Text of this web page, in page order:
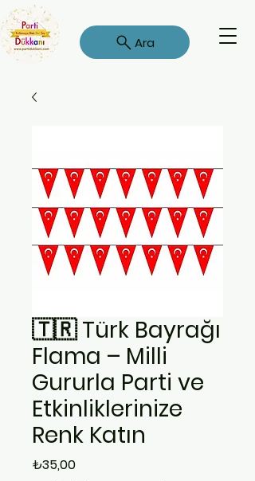
Ara
🇹🇷 Türk Bayrağı
Flama – Milli
Gururla Parti ve
Etkinliklerinize
Renk Katın
₺35,00Fiyat